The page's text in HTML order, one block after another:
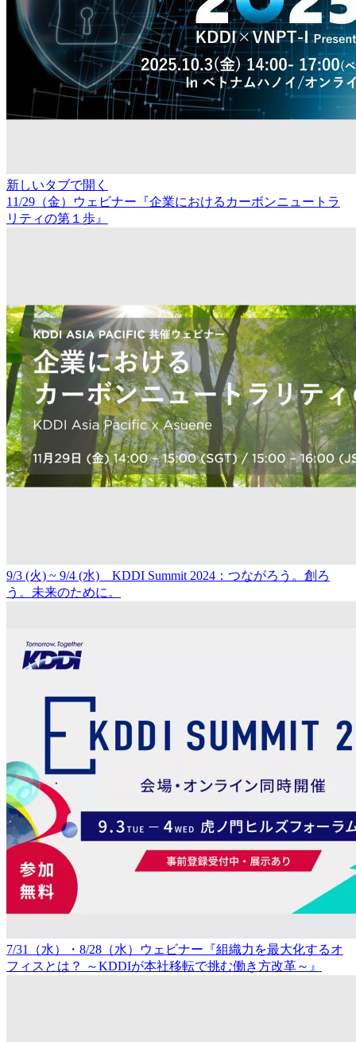
新しいタブで開く
11/29（金）ウェビナー『企業におけるカーボンニュートラ
リティの第１歩』
9/3 (火) ~ 9/4 (水) KDDI Summit 2024：つながろう。創ろ
う。未来のために。
7/31（水）・8/28（水）ウェビナー『組織力を最大化するオ
フィスとは？ ～KDDIが本社移転で挑む働き方改革～』